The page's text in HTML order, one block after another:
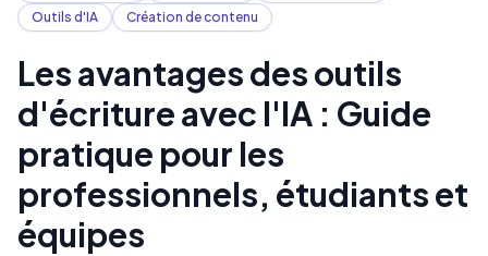
Outils d'IA
Création de contenu
Les avantages des outils
d'écriture avec l'IA : Guide
pratique pour les
professionnels, étudiants et
équipes